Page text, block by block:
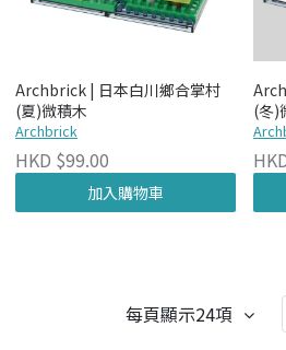
Archbrick | 日本白川鄉合掌村
(夏)微積木
Archbrick
HKD $99.00
加入購物車
(冬)
每頁顯示24項